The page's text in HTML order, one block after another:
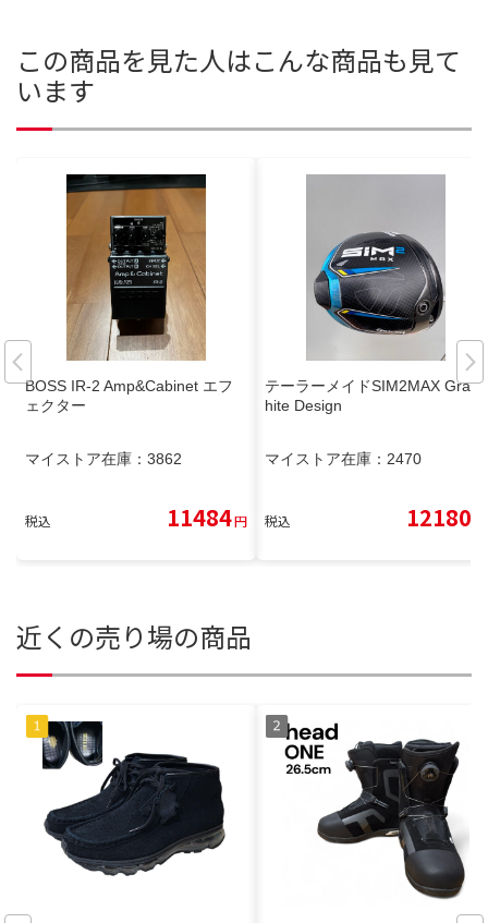
この商品を見た人はこんな商品も見て
います
BOSS IR-2 Amp&Cabinet エフ
ェクター
マイストア在庫： 3862
税込 11484円
テーラーメイドSIM2MAX Grap
hite Design
マイストア在庫： 2470
税込 12180
近くの売り場の商品